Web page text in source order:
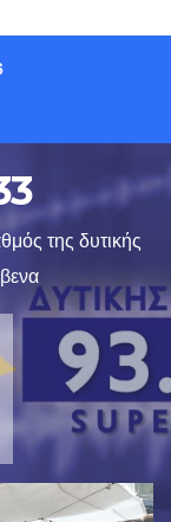
της δυτικής